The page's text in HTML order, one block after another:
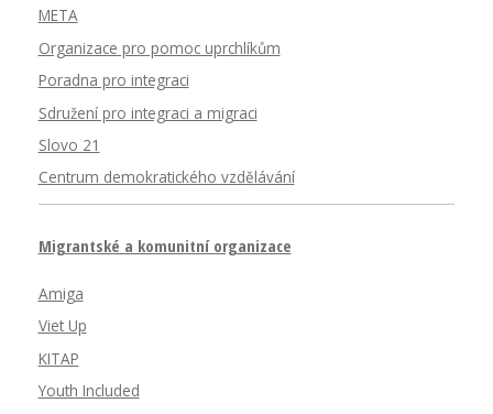
META
Organizace pro pomoc uprchlíkům
Poradna pro integraci
Sdružení pro integraci a migraci
Slovo 21
Centrum demokratického vzdělávání
Migrantské a komunitní organizace
Amiga
Viet Up
KITAP
Youth Included